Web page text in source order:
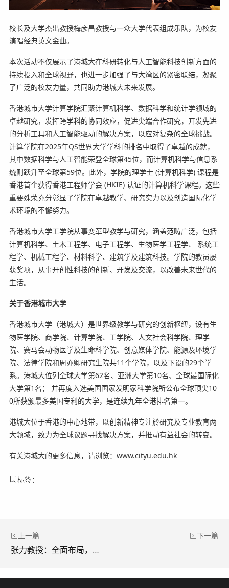
校长及大学杰出教授梅彦昌教授与一众大学代表组成乐队，为校友
演唱经典英文金曲。
本次活动不仅展示了港城大在科研转化与人工智能科技创新方面的
持续投入和全球视野，也进一步加强了与大湾区的紧密联结，凝聚
了广泛的校友力量，共同助力港城大未来发展。
香港城市大学计算学院汇聚计算机科学、数据科学和统计学领域的
卓越研究，发挥跨学科的协同效应，促进尖端合作研究，开发先进
的分析工具和人工智能驱动的解决方案，以应对复杂的全球挑战。
计算学院在2025年QS世界大学学科的排名中取得了卓越的成就，
其中数据科学与人工智能荣登全球第45位，而计算机科学与信息系
统则跃升至全球第59位。此外，学院的理学士 (计算机科学) 课程是
香港首个获得香港工程师学会 (HKIE) 认证的计算机科学课程。这些
重要殊荣充分彰显了学院在卓越教学、研究实力以及创造国际化学
术环境的不懈努力。
香港城市大学工学院从事变革型教学与研究，涵盖范畴广泛，包括
计算机科学、土木工程学、电子工程学、生物医学工程学、 系统工
程学、机械工程学、材料科学、建筑学及建筑科技。学院的教员屡
获奖项，从事开创性科技的创新、开发及交流，以改善未来世代的
生活。
关于香港城市大学
香港城市大学（港城大）是世界级教学与研究的创新枢纽，设有生
物医学院、商学院、计算学院、工学院、人文社会科学院、理学
院、赛马会动物医学及生命科学院、创意媒体学院、能源及环境学
院、法律学院和周亦卿研究生院共11个学院，以及下设的29个学
系。港城大位列全球大学第62名、亚洲大学第10名、全球最国际化
大学第1名； 并再度入选美国国家发明家科学院所公布全球顶尖10
0所获颁最多美国专利的大学，是连续九年全港排名第一。
港城大位于香港的中心地带，以创新精神专注於研究及专业教育两
大领域，致力为全球议题寻找解决方案，并推动有益社会的转变。
有关港城大的更多信息，请浏览：www.cityu.edu.hk
标签：
上一篇
张力教授：全面布局，广泛覆盖，芦康沙妥珠单抗引领EGFR突变NSCLC的ADC治疗革命
下一篇